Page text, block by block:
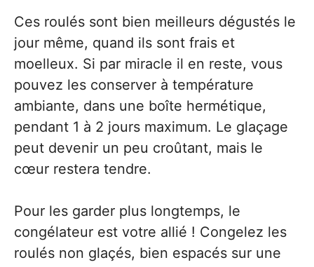
Ces roulés sont bien meilleurs dégustés le
jour même, quand ils sont frais et
moelleux. Si par miracle il en reste, vous
pouvez les conserver à température
ambiante, dans une boîte hermétique,
pendant 1 à 2 jours maximum. Le glaçage
peut devenir un peu croûtant, mais le
cœur restera tendre.
Pour les garder plus longtemps, le
congélateur est votre allié ! Congelez les
roulés non glaçés, bien espacés sur une